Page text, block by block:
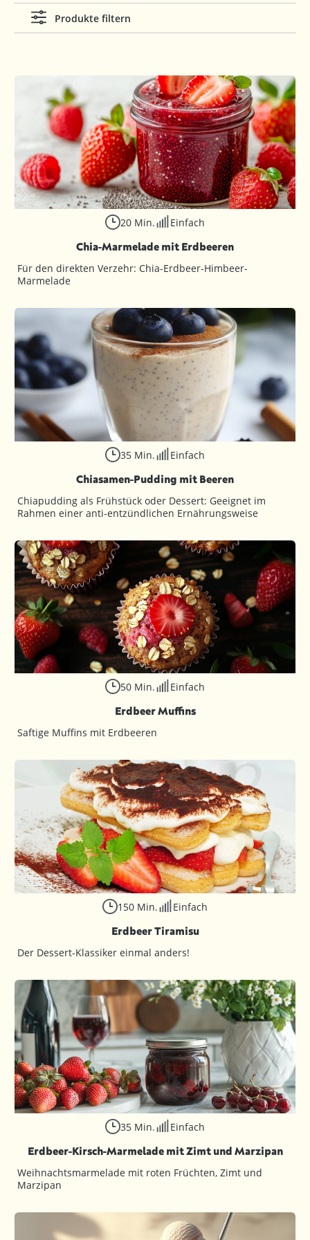
Produkte filtern
20 Min. Einfach
Chia-Marmelade mit Erdbeeren
Für den direkten Verzehr: Chia-Erdbeer-Himbeer-
Marmelade
35 Min. Einfach
Chiasamen-Pudding mit Beeren
Chiapudding als Frühstück oder Dessert: Geeignet im
Rahmen einer anti-entzündlichen Ernährungsweise
50 Min. Einfach
Erdbeer Muffins
Saftige Muffins mit Erdbeeren
150 Min. Einfach
Erdbeer Tiramisu
Der Dessert-Klassiker einmal anders!
35 Min. Einfach
Erdbeer-Kirsch-Marmelade mit Zimt und Marzipan
Weihnachtsmarmelade mit roten Früchten, Zimt und
Marzipan